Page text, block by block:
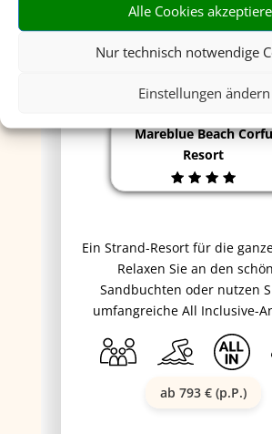
Alle Cookies
Nur technisch notwendige
Einstellungen ändern
Mareblue Beach Corfu
Resort
Ein Strand-Resort für die
Relaxen Sie an den
Sandbuchten oder nutzen
umfangreiche All Inclusive-
ab 793 € (p.P.)